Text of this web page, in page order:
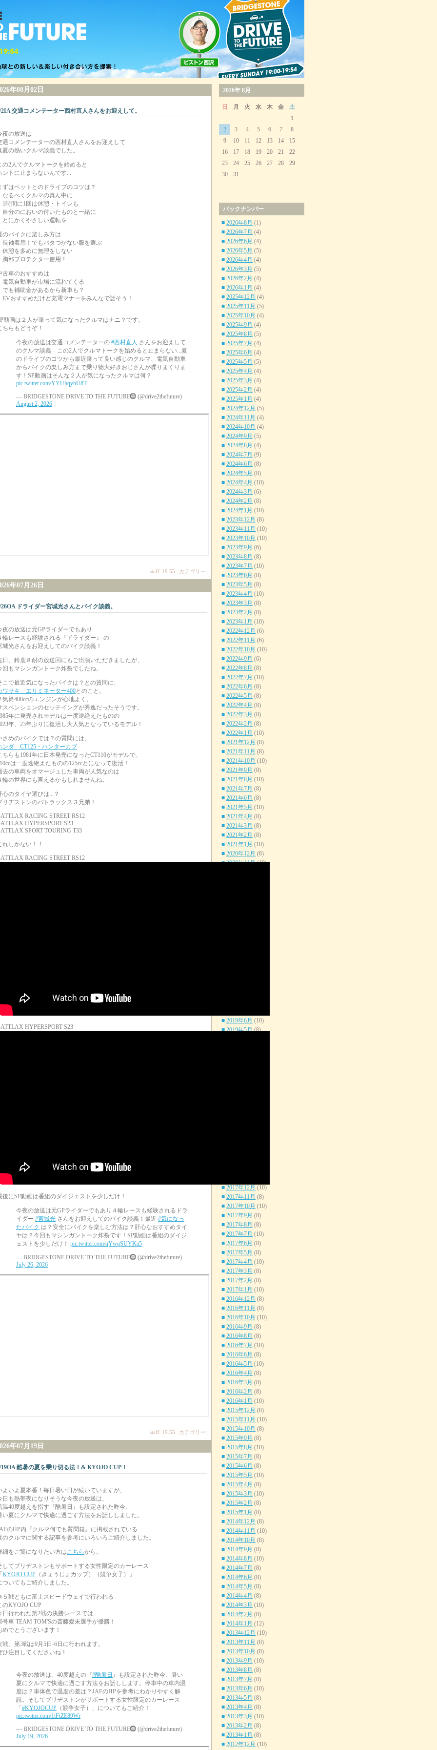
年08月02日
2IA 交通コメンテーター西村直人さんをお迎えして。
夜の放送は
通コメンテーターの西村直人さんをお迎えして
夏の熱いクルマ談義でした。
の2人でクルマトークを始めると
ントに止まらないんです...
ずはペットとのドライブのコツは？
なるべくクルマの真ん中に
1時間に1回は休憩・トイレも
自分のにおいの付いたものと一緒に
とにかくやさしい運転を
のバイクに楽しみ方は
長袖着用！でもバタつかない服を選ぶ
休憩を多めに無理をしない
胸部プロテクター使用！
古車のおすすめは
電気自動車が市場に流れてくる
でも補助金があるから新車も？
EVおすすめだけど充電マナーをみんなで話そう！
動画は２人が乗って気になったクルマはナニ？です。
ちらもどうぞ！
今夜の放送は交通コメンテーターの #西村直人 さんをお迎えして
のクルマ談義 この2人でクルマトークを始めると止まらない...夏
のドライブのコツから最近乗って良い感じのクルマ、電気自動車
からバイクの楽しみ方まで乗り物大好きおじさんが喋りまくりま
す！SP動画はそんな２人が気になったクルマは何？
pic.twitter.com/YYUhqyhU8T
— BRIDGESTONE DRIVE TO THE FUTURE🛞 (@drive2thefuture)
August 2, 2026
staff 19:55 カテゴリー:
年07月26日
26OA ドライダー宮城光さんとバイク談義。
夜の放送は元GPライダーでもあり
輪レースも経験される『ドライダー』 の
城光さんをお迎えしてのバイク談義！
日、鈴鹿８耐の放送回にもご出演いただきましたが、
回もマシンガントーク炸裂でしたね。
こで最近気になったバイクは？との質問に、
ワサキ エリミネーター400とのこと。
気筒400ccのエンジンが心地よく、
スペンションのセッテイングが秀逸だったそうです。
年に発売されモデルは一度途絶えたものの
年、23年ぶりに復活し大人気となっているモデル！
さめのバイクでは？の質問には、
ンダ CT125・ハンターカブ
ちらも1981年に日本発売になったCT110がモデルで、
は一度途絶えたものの125ccとになって復活！
去の車両をオマージュした車両が人気なのは
輪の世界にも言えるかもしれませんね。
心のタイヤ選びは...？
リヂストンのバトラックス３兄弟！
RACING STREET RS12
HYPERSPORT S23
SPORT TOURING T33
れしかない！！
RACING STREET RS12
HYPERSPORT S23
後にSP動画は番組のダイジェストを少しだけ！
今夜の放送は元GPライダーでもあり４輪レースも経験されるドラ
イダー #宮城光 さんをお迎えしてのバイク談義！最近 #気になっ
たバイク は？安全にバイクを楽しむ方法は？肝心なおすすめタイ
ヤは？今回もマシンガントーク炸裂です！SP動画は番組のダイジ
ェストを少しだけ！ pic.twitter.com/qYwqSUYKa5
— BRIDGESTONE DRIVE TO THE FUTURE🛞 (@drive2thefuture)
July 26, 2026
staff 19:55 カテゴリー:
年07月19日
19OA 酷暑の夏を乗り切る法！& KYOJO CUP！
よいよ夏本番！毎日暑い日が続いていますが、
日も熱帯夜になりそうな今夜の放送は、
温40度越えを指す『酷暑日』も設定された昨今、
い夏にクルマで快適に過ごす方法をお話ししました。
のHP内『クルマ何でも質問箱』に掲載されている
のクルマに関する記事を参考にいろいろご紹介しました。
細をご覧になりたい方はこちらから。
してブリヂストンもサポートする女性限定のカーレース
「 KYOJO CUP （きょうじょカップ）（競争女子）」
ついてもご紹介しました。
５戦ともに富士スピードウェイで行われる
のKYOJO CUP
日行われた第2戦の決勝レースでは
号車 TEAM TOM'Sの斎藤愛未選手が優勝！
めでとうございます！
戦、第3戦は9月5日-6日に行われます。
ひ注目してくださいね！
今夜の放送は、40度越えの『#酷暑日 』も設定された昨今、暑い
夏にクルマで快適に過ごす方法をお話しします。停車中の車内温
度は？車体色で温度の差は？JAFのHPを参考にわかりやすく解
説。そしてブリヂストンがサポートする女性限定のカーレース
「 #KYOJOCUP （競争女子）」についてもご紹介！
pic.twitter.com/1tFtZE89Wr
— BRIDGESTONE DRIVE TO THE FUTURE🛞 (@drive2thefuture)
July 19, 2026
2026年 8月
日 月 火 水 木 金
土
1
2
3 4 5 6 7
8
9
10 11 12 13 14
15
16
17 18 19 20 21
22
23
24 25 26 27 28
29
30
31
バックナンバー
■ 2026年8月 (1)
■ 2026年7月 (4)
■ 2026年6月 (4)
■ 2026年5月 (5)
■ 2026年4月 (4)
■ 2026年3月 (5)
■ 2026年2月 (4)
■ 2026年1月 (4)
■ 2025年12月 (4)
■ 2025年11月 (5)
■ 2025年10月 (4)
■ 2025年9月 (4)
■ 2025年8月 (5)
■ 2025年7月 (4)
■ 2025年6月 (4)
■ 2025年5月 (5)
■ 2025年4月 (4)
■ 2025年3月 (4)
■ 2025年2月 (4)
■ 2025年1月 (4)
■ 2024年12月 (5)
■ 2024年11月 (4)
■ 2024年10月 (4)
■ 2024年9月 (5)
■ 2024年8月 (4)
■ 2024年7月 (9)
■ 2024年6月 (8)
■ 2024年5月 (8)
■ 2024年4月 (10)
■ 2024年3月 (6)
■ 2024年2月 (8)
■ 2024年1月 (10)
■ 2023年12月 (8)
■ 2023年11月 (10)
■ 2023年10月 (10)
■ 2023年9月 (6)
■ 2023年8月 (8)
■ 2023年7月 (10)
■ 2023年6月 (8)
■ 2023年5月 (8)
■ 2023年4月 (10)
■ 2023年3月 (8)
■ 2023年2月 (8)
■ 2023年1月 (10)
■ 2022年12月 (6)
■ 2022年11月 (6)
■ 2022年10月 (10)
■ 2022年9月 (6)
■ 2022年8月 (8)
■ 2022年7月 (10)
■ 2022年6月 (8)
■ 2022年5月 (8)
■ 2022年4月 (8)
■ 2022年3月 (8)
■ 2022年2月 (8)
■ 2022年1月 (10)
■ 2021年12月 (8)
■ 2021年11月 (8)
■ 2021年10月 (10)
■ 2021年9月 (8)
■ 2021年8月 (10)
■ 2021年7月 (8)
■ 2021年6月 (8)
■ 2021年5月 (10)
■ 2021年4月 (8)
■ 2021年3月 (8)
■ 2021年2月 (8)
■ 2021年1月 (10)
■ 2020年12月 (8)
■2020年11月(10)
■ 2019年6月 (10)
■2019年5月(8)
■ 2017年12月 (10)
■ 2017年11月 (8)
■ 2017年10月 (10)
■ 2017年9月 (8)
■ 2017年8月 (8)
■ 2017年7月 (10)
■ 2017年6月 (8)
■ 2017年5月 (8)
■ 2017年4月 (10)
■ 2017年3月 (8)
■ 2017年2月 (8)
■ 2017年1月 (10)
■ 2016年12月 (8)
■ 2016年11月 (8)
■ 2016年10月 (10)
■ 2016年9月 (8)
■ 2016年8月 (8)
■ 2016年7月 (10)
■ 2016年6月 (8)
■ 2016年5月 (10)
■ 2016年4月 (8)
■ 2016年3月 (8)
■ 2016年2月 (8)
■ 2016年1月 (10)
■ 2015年12月 (8)
■ 2015年11月 (10)
■ 2015年10月 (8)
■ 2015年9月 (8)
■ 2015年8月 (10)
■ 2015年7月 (8)
■ 2015年6月 (8)
■ 2015年5月 (10)
■ 2015年4月 (8)
■ 2015年3月 (10)
■ 2015年2月 (8)
■ 2015年1月 (8)
■ 2014年12月 (8)
■ 2014年11月 (10)
■ 2014年10月 (8)
■ 2014年9月 (8)
■ 2014年8月 (10)
■ 2014年7月 (8)
■ 2014年6月 (8)
■ 2014年5月 (8)
■ 2014年4月 (8)
■ 2014年3月 (10)
■ 2014年2月 (8)
■ 2014年1月 (12)
■ 2013年12月 (10)
■ 2013年11月 (8)
■ 2013年10月 (8)
■ 2013年9月 (10)
■ 2013年8月 (8)
■ 2013年7月 (8)
■ 2013年6月 (10)
■ 2013年5月 (8)
■ 2013年4月 (8)
■ 2013年3月 (10)
■ 2013年2月 (8)
■ 2013年1月 (8)
■ 2012年12月 (10)